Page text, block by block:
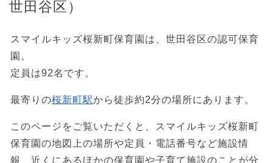
世田谷区）
スマイルキッズ桜新町保育園は、世田谷区の認可保育
園。
定員は92名です。
最寄りの桜新町駅から徒歩約2分の場所にあります。
このページをご覧いただくと、スマイルキッズ桜新町
保育園の地図上の場所や定員・電話番号など施設情
報、近くにあるほかの保育園や子育て施設のことが分